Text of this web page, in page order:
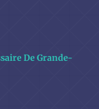
De Grande-